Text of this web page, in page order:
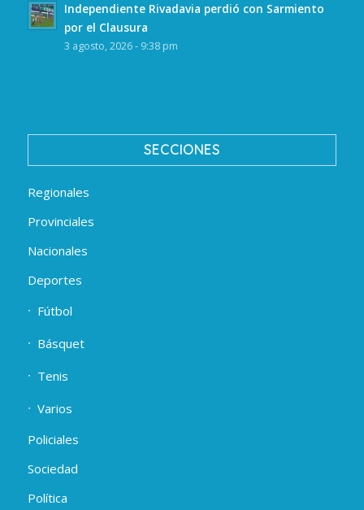
Independiente Rivadavia perdió con Sarmiento
por el Clausura
3 agosto, 2026 - 9:38 pm
SECCIONES
Regionales
Provinciales
Nacionales
Deportes
Fútbol
Básquet
Tenis
Varios
Policiales
Sociedad
Política